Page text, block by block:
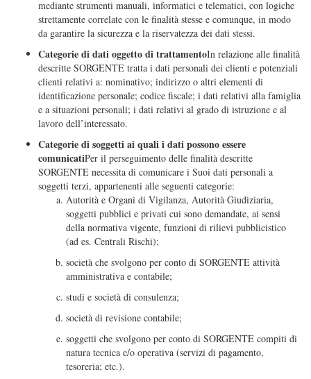
mediante strumenti manuali, informatici e telematici, con logiche
strettamente correlate con le finalità stesse e comunque, in modo
da garantire la sicurezza e la riservatezza dei dati stessi.
Categorie di dati oggetto di trattamentoIn relazione alle finalità
descritte SORGENTE tratta i dati personali dei clienti e potenziali
clienti relativi a: nominativo; indirizzo o altri elementi di
identificazione personale; codice fiscale; i dati relativi alla famiglia
e a situazioni personali; i dati relativi al grado di istruzione e al
lavoro dell’interessato.
Categorie di soggetti ai quali i dati possono essere
comunicatiPer il perseguimento delle finalità descritte
SORGENTE necessita di comunicare i Suoi dati personali a
soggetti terzi, appartenenti alle seguenti categorie:
Autorità e Organi di Vigilanza, Autorità Giudiziaria,
soggetti pubblici e privati cui sono demandate, ai sensi
della normativa vigente, funzioni di rilievi pubblicistico
(ad es. Centrali Rischi);
società che svolgono per conto di SORGENTE attività
amministrativa e contabile;
studi e società di consulenza;
società di revisione contabile;
soggetti che svolgono per conto di SORGENTE compiti di
natura tecnica e/o operativa (servizi di pagamento,
tesoreria; etc.).